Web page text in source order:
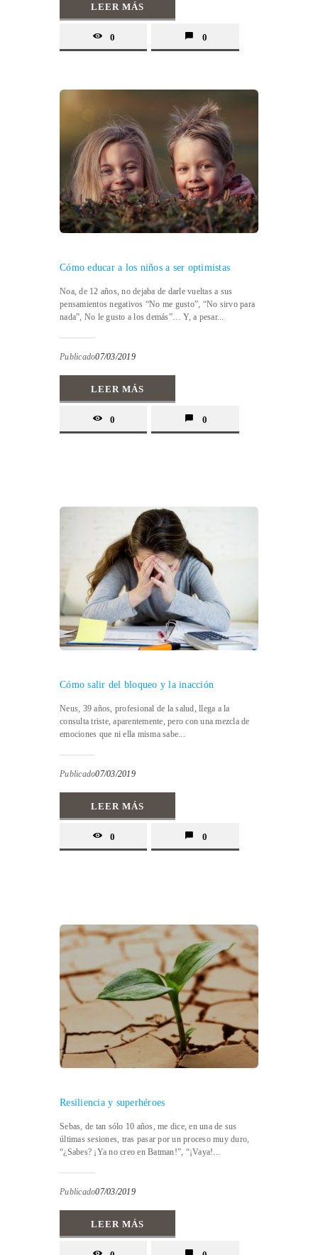
LEER MÁS
0 0
Cómo educar a los niños a ser optimistas
Noa, de 12 años, no dejaba de darle vueltas a sus
pensamientos negativos “No me gusto”, “No sirvo para
nada”, No le gusto a los demás”… Y, a pesar...
Publicado07/03/2019
LEER MÁS
0 0
Cómo salir del bloqueo y la inacción
Neus, 39 años, profesional de la salud, llega a la
consulta triste, aparentemente, pero con una mezcla de
emociones que ni ella misma sabe...
Publicado07/03/2019
LEER MÁS
0 0
Resiliencia y superhéroes
Sebas, de tan sólo 10 años, me dice, en una de sus
últimas sesiones, tras pasar por un proceso muy duro,
“¿Sabes? ¡Ya no creo en Batman!”, “¡Vaya!...
Publicado07/03/2019
LEER MÁS